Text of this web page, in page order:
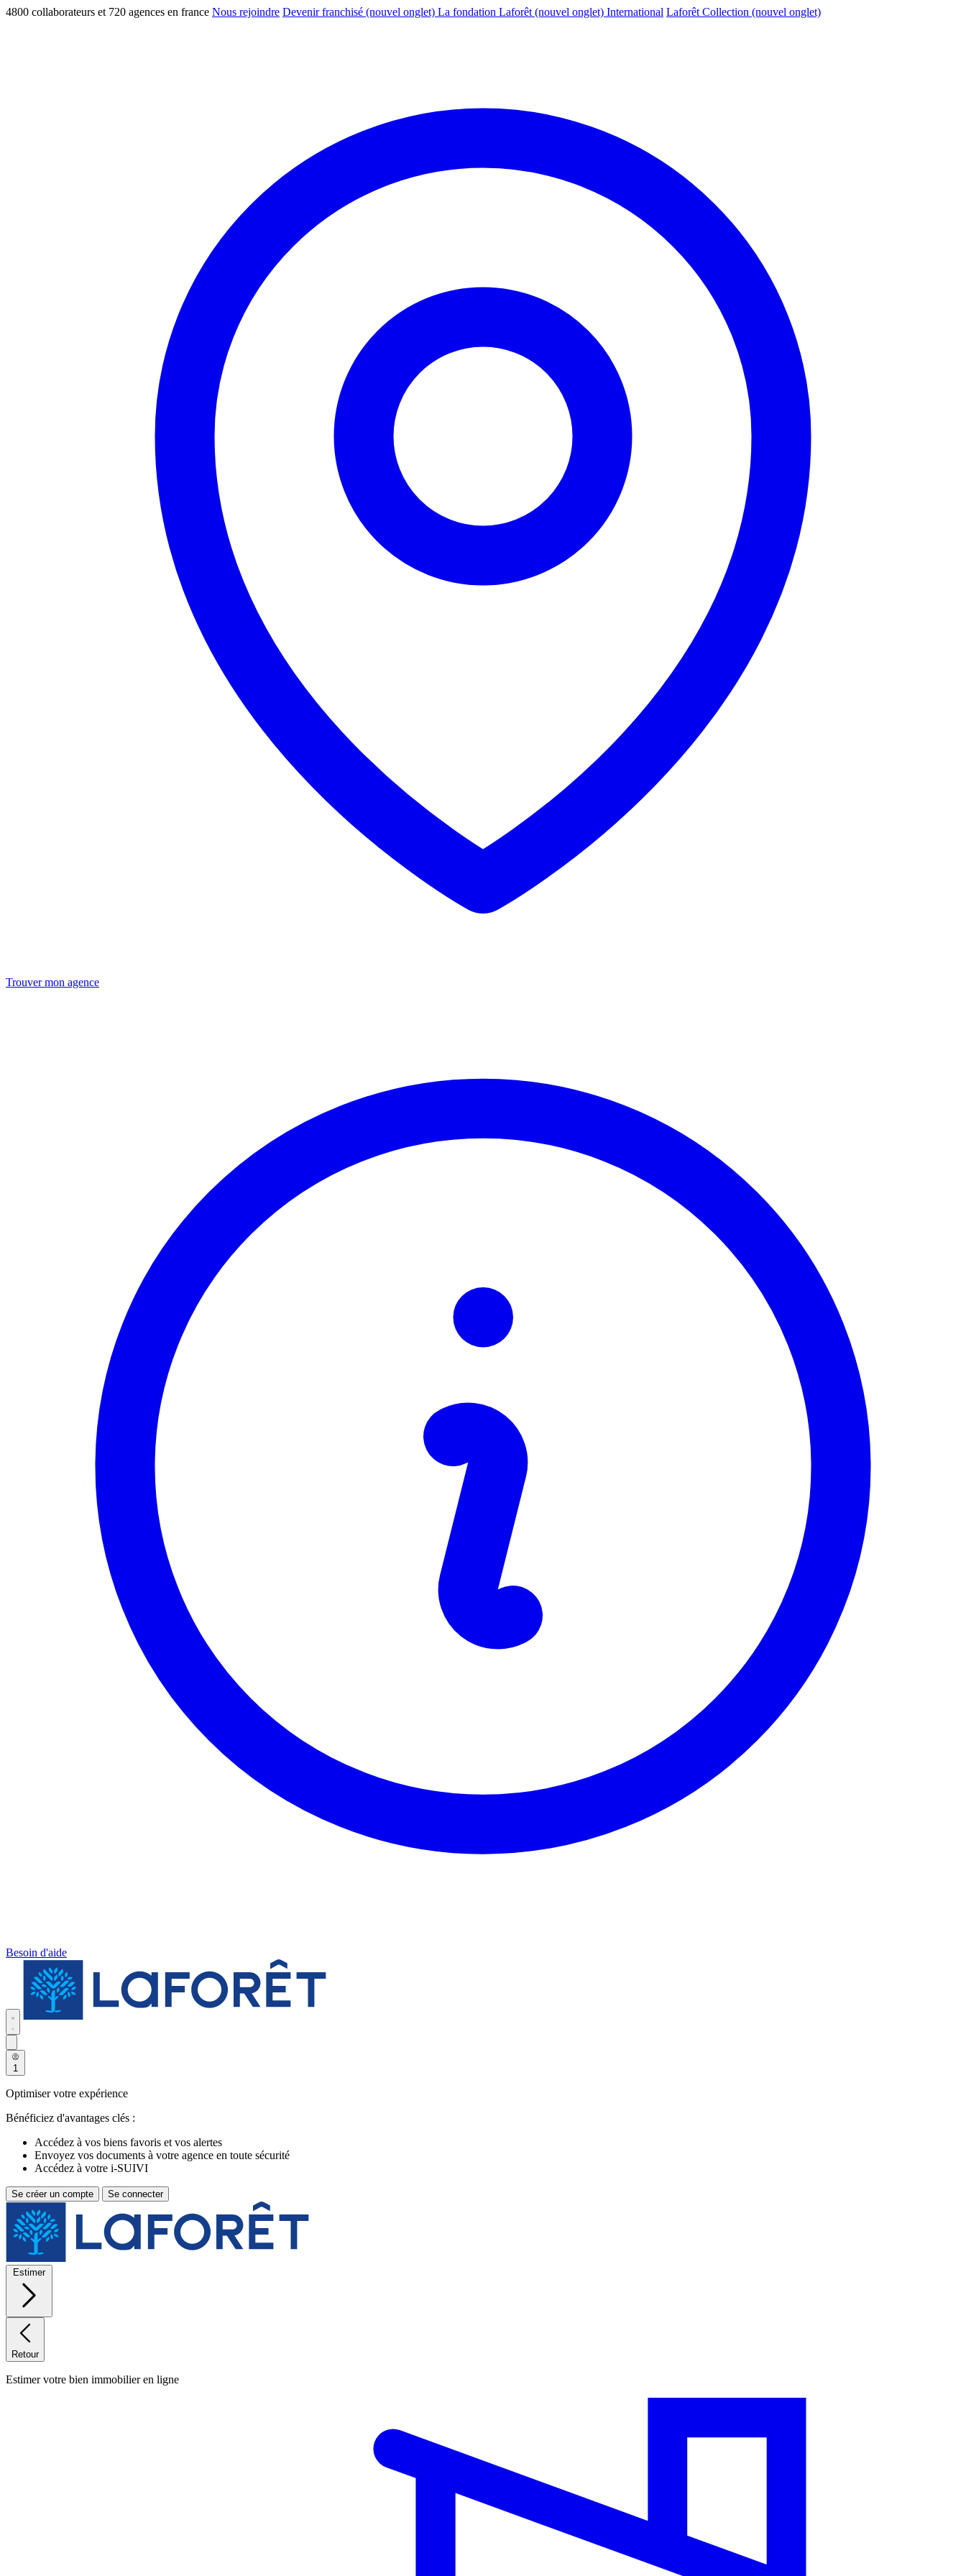
4800 collaborateurs et 720 agences en france Nous rejoindre Devenir franchisé (nouvel onglet) La fondation Laforêt (nouvel onglet) International Laforêt Collection (nouvel onglet)
Trouver mon agence
Besoin d'aide
1
Optimiser votre expérience
Bénéficiez d'avantages clés :
Accédez à vos biens favoris et vos alertes
Envoyez vos documents à votre agence en toute sécurité
Accédez à votre i-SUIVI
Se créer un compte Se connecter
Estimer
Retour
Estimer votre bien immobilier en ligne